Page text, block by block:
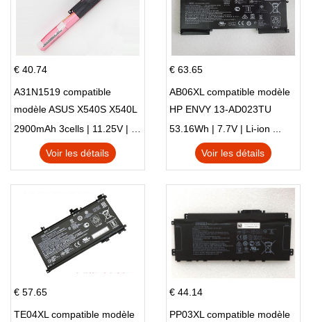
€ 40.74
A31N1519 compatible
modèle ASUS X540S X540L
X540LA-SI302 X540SA
X540S
2900mAh 3cells | 11.25V | Li-ion ...
Voir les détails
€ 63.65
AB06XL compatible modèle
HP ENVY 13-AD023TU
HSTNN-DB8C 921438-855
TPN-I128
53.16Wh | 7.7V | Li-ion ...
Voir les détails
€ 57.65
TE04XL compatible modèle
€ 44.14
PP03XL compatible modèle